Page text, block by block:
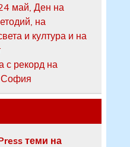
май, Ден на
на
и култура и на
с рекорд на
София
теми на